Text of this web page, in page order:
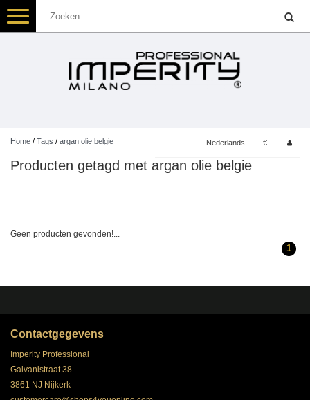
Toggle
navigation
Home / Tags / argan olie belgie Nederlands €
Producten getagd met argan olie belgie
Geen producten gevonden!...
1
Contactgegevens
Imperity Professional
Galvanistraat 38
3861 NJ Nijkerk